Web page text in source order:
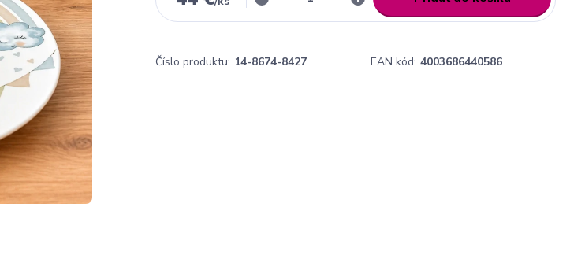
Číslo produktu: 14-8674-8427 EAN kód: 4003686440586